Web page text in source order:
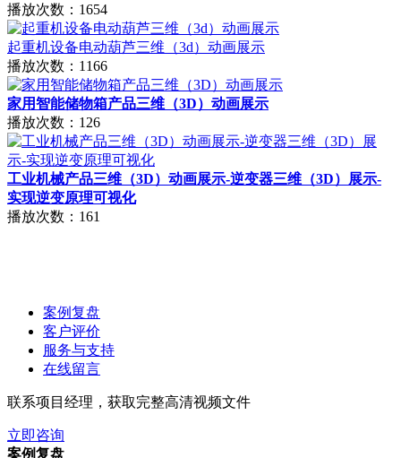
播放次数：1654
起重机设备电动葫芦三维（3d）动画展示
播放次数：1166
家用智能储物箱产品三维（3D）动画展示
播放次数：126
工业机械产品三维（3D）动画展示-逆变器三维（3D）展示-
实现逆变原理可视化
播放次数：161
案例复盘
客户评价
服务与支持
在线留言
联系项目经理，获取完整高清视频文件
立即咨询
案例复盘